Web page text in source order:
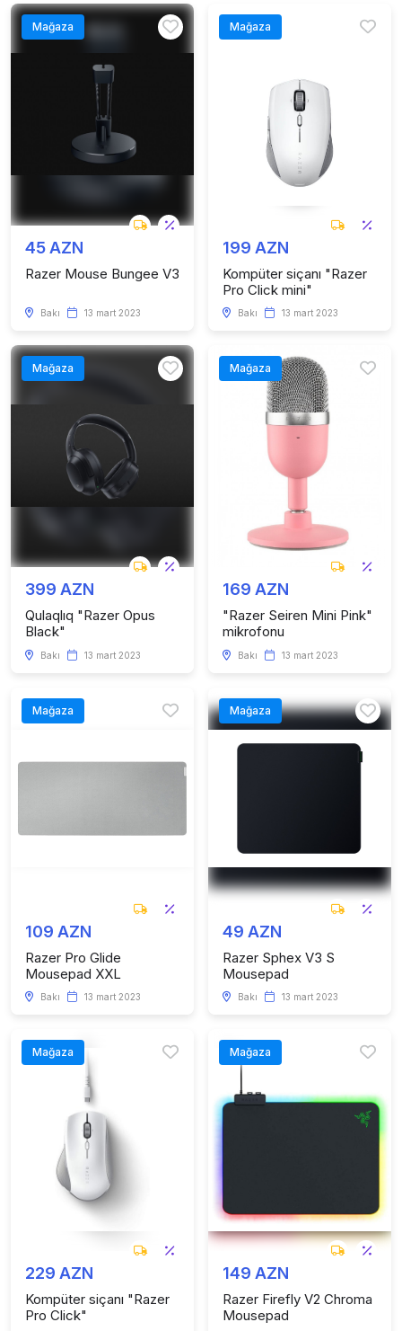
Mağaza
45 AZN
Razer Mouse Bungee V3
Bakı 13 mart 2023
Mağaza
199 AZN
Kompüter siçanı "Razer
Pro Click mini"
Bakı 13 mart 2023
Mağaza
399 AZN
Qulaqlıq "Razer Opus
Black"
Bakı 13 mart 2023
Mağaza
169 AZN
"Razer Seiren Mini Pink"
mikrofonu
Bakı 13 mart 2023
Mağaza
109 AZN
Razer Pro Glide
Mousepad XXL
Bakı 13 mart 2023
Mağaza
49 AZN
Razer Sphex V3 S
Mousepad
Bakı 13 mart 2023
Mağaza
229 AZN
Kompüter siçanı "Razer
Pro Click"
Mağaza
149 AZN
Razer Firefly V2 Chroma
Mousepad